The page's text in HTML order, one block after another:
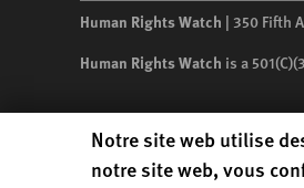
Human Rights Watch | 350 Fifth
Human Rights Watch is a
Human Rights Watch
Notre site web utilise
notre site web, vous